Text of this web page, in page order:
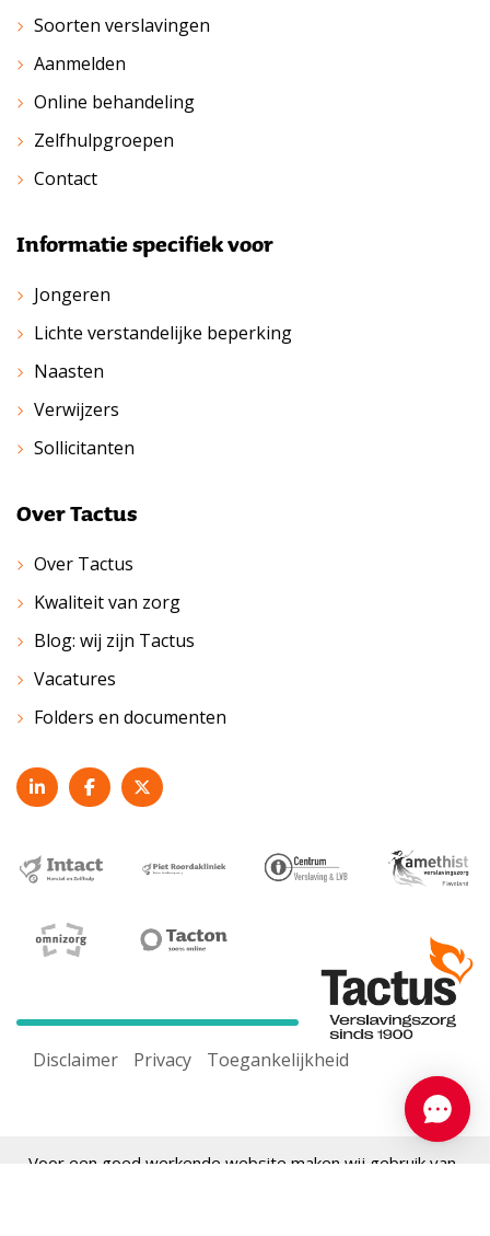
Soorten verslavingen
Aanmelden
Online behandeling
Zelfhulpgroepen
Contact
Informatie specifiek voor
Jongeren
Lichte verstandelijke beperking
Naasten
Verwijzers
Sollicitanten
Over Tactus
Over Tactus
Kwaliteit van zorg
Blog: wij zijn Tactus
Vacatures
Folders en documenten
Disclaimer Privacy Toegankelijkheid
Voor een goed werkende website maken wij gebruik van